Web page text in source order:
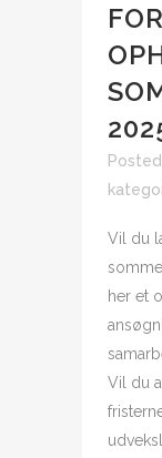
Vil du
her et
Vil du